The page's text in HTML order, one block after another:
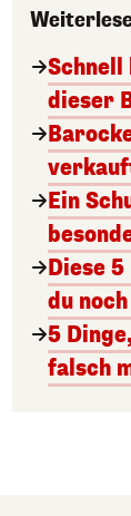
dieser
Ein
Diese
du
5
falsch